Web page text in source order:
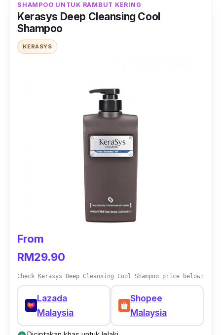
vetiver, lavender, dan esen bunga dan
tumbuhan tulen lainnya.
Hasil ujian klinikal menunjukkan bahawa 65%
Memang sangat sesuai untuk anda yang
mencari syampu untuk membersihkan kulit
kepala yang berminyak dan dalam masa yang
sama bekalkan kelembapan.
SHAMPOO UNTUK RAMBUT KERING
Kerasys Deep Cleansing Cool
Shampoo
KERASYS
From
RM29.90
Check Kerasys Deep Cleansing Cool Shampoo price below:
Lazada
Malaysia
Shopee
Malaysia